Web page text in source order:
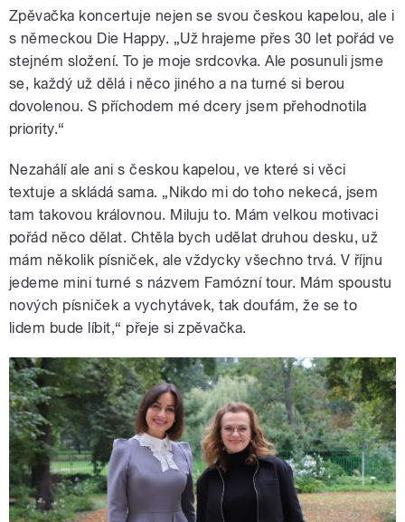
Zpěvačka koncertuje nejen se svou českou kapelou, ale i
s německou Die Happy. „Už hrajeme přes 30 let pořád ve
stejném složení. To je moje srdcovka. Ale posunuli jsme
se, každý už dělá i něco jiného a na turné si berou
dovolenou. S příchodem mé dcery jsem přehodnotila
priority.“
Nezahálí ale ani s českou kapelou, ve které si věci
textuje a skládá sama. „Nikdo mi do toho nekecá, jsem
tam takovou královnou. Miluju to. Mám velkou motivaci
pořád něco dělat. Chtěla bych udělat druhou desku, už
mám několik písniček, ale vždycky všechno trvá. V říjnu
jedeme mini turné s názvem Famózní tour. Mám spoustu
nových písniček a vychytávek, tak doufám, že se to
lidem bude líbit,“ přeje si zpěvačka.